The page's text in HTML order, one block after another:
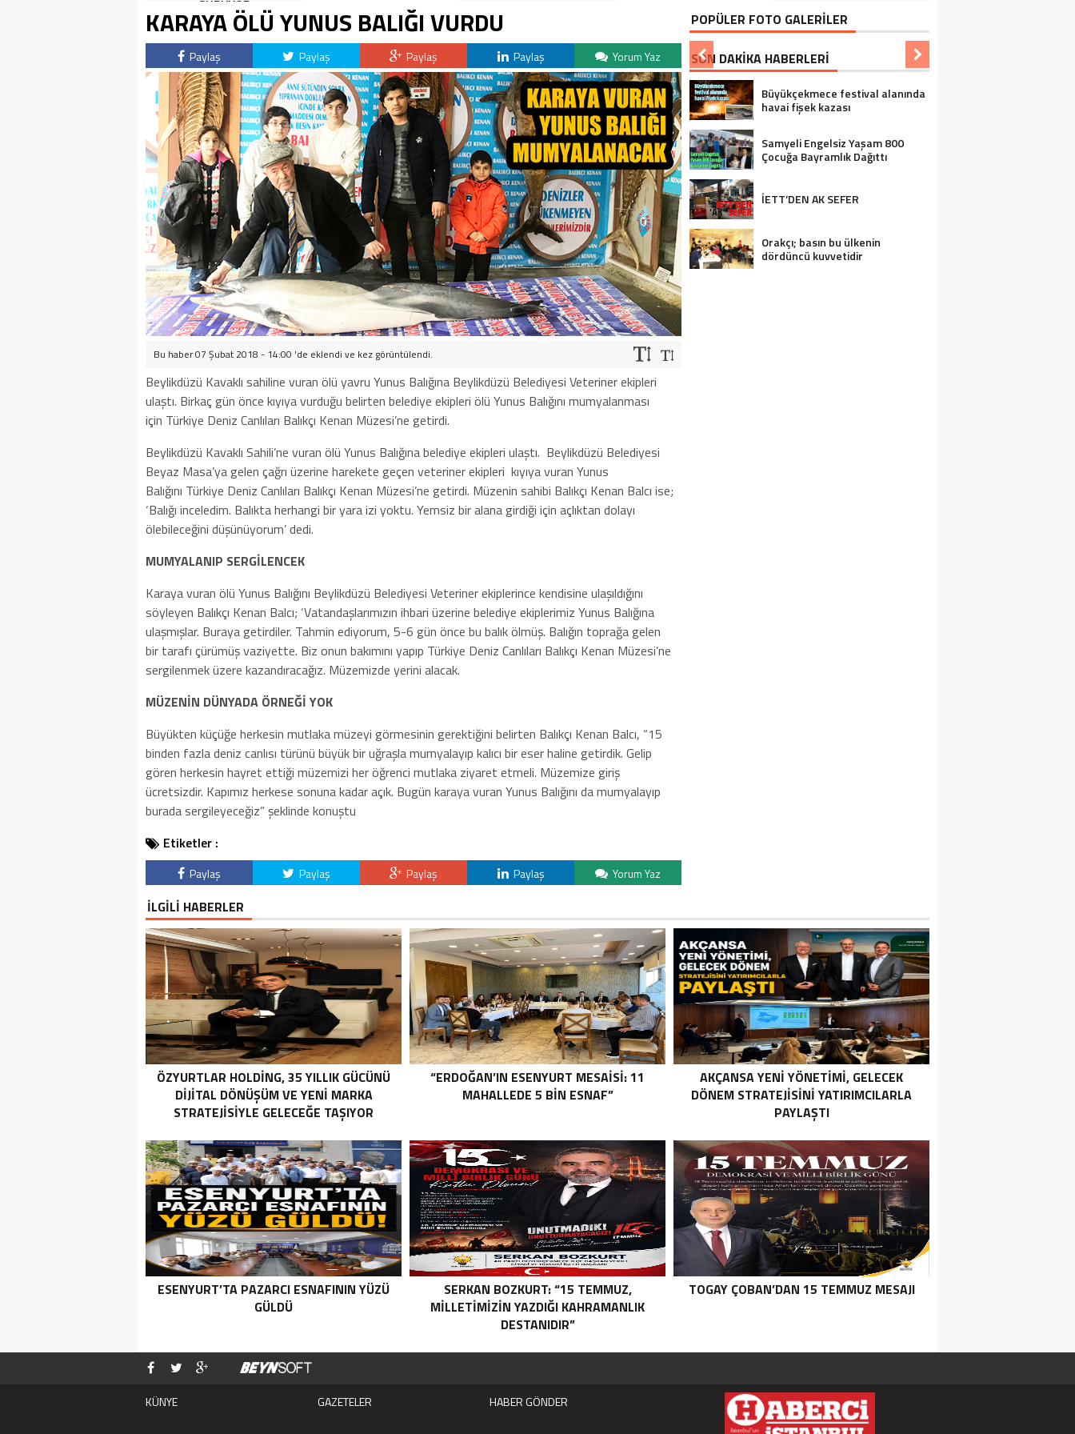
SÜRÜYOR
KARAYA ÖLÜ YUNUS BALIĞI VURDU
Paylaş Paylaş Paylaş Paylaş Yorum Yaz
Bu haber 07 Şubat 2018 - 14:00 'de eklendi ve kez görüntülendi.
Beylikdüzü Kavaklı sahiline vuran ölü yavru Yunus Balığına Beylikdüzü Belediyesi Veteriner ekipleri
ulaştı. Birkaç gün önce kıyıya vurduğu belirten belediye ekipleri ölü Yunus Balığını mumyalanması
için Türkiye Deniz Canlıları Balıkçı Kenan Müzesi’ne getirdi.
Beylikdüzü Kavaklı Sahili’ne vuran ölü Yunus Balığına belediye ekipleri ulaştı. Beylikdüzü Belediyesi
Beyaz Masa’ya gelen çağrı üzerine harekete geçen veteriner ekipleri kıyıya vuran Yunus
Balığını Türkiye Deniz Canlıları Balıkçı Kenan Müzesi’ne getirdi. Müzenin sahibi Balıkçı Kenan Balcı ise;
‘Balığı inceledim. Balıkta herhangi bir yara izi yoktu. Yemsiz bir alana girdiği için açlıktan dolayı
ölebileceğini düşünüyorum’ dedi.
MUMYALANIP SERGİLENCEK
Karaya vuran ölü Yunus Balığını Beylikdüzü Belediyesi Veteriner ekiplerince kendisine ulaşıldığını
söyleyen Balıkçı Kenan Balcı; ‘Vatandaşlarımızın ihbari üzerine belediye ekiplerimiz Yunus Balığına
ulaşmışlar. Buraya getirdiler. Tahmin ediyorum, 5-6 gün önce bu balık ölmüş. Balığın toprağa gelen
bir tarafı çürümüş vaziyette. Biz onun bakımını yapıp Türkiye Deniz Canlıları Balıkçı Kenan Müzesi’ne
sergilenmek üzere kazandıracağız. Müzemizde yerini alacak.
MÜZENİN DÜNYADA ÖRNEĞİ YOK
Büyükten küçüğe herkesin mutlaka müzeyi görmesinin gerektiğini belirten Balıkçı Kenan Balcı, “15
binden fazla deniz canlısı türünü büyük bir uğraşla mumyalayıp kalıcı bir eser haline getirdik. Gelip
gören herkesin hayret ettiği müzemizi her öğrenci mutlaka ziyaret etmeli. Müzemize giriş
ücretsizdir. Kapımız herkese sonuna kadar açık. Bugün karaya vuran Yunus Balığını da mumyalayıp
burada sergileyeceğiz” şeklinde konuştu
Etiketler :
Paylaş Paylaş Paylaş Paylaş Yorum Yaz
POPÜLER FOTO GALERİLER
SON DAKİKA HABERLERİ
Büyükçekmece festival alanında
havai fişek kazası
Samyeli Engelsiz Yaşam 800
Çocuğa Bayramlık Dağıttı
İETT’DEN AK SEFER
Orakçı; basın bu ülkenin
dördüncü kuvvetidir
İLGİLİ HABERLER
ÖZYURTLAR HOLDING, 35 YILLIK GÜCÜNÜ
DIJITAL DÖNÜŞÜM VE YENI MARKA
STRATEJISIYLE GELECEĞE TAŞIYOR
“ERDOĞAN’IN ESENYURT MESAİSİ: 11
MAHALLEDE 5 BİN ESNAF”
AKÇANSA YENI YÖNETIMI, GELECEK
DÖNEM STRATEJISINI YATIRIMCILARLA
PAYLAŞTI
ESENYURT’TA PAZARCI ESNAFININ YÜZÜ
GÜLDÜ
SERKAN BOZKURT: “15 TEMMUZ,
MILLETIMIZIN YAZDIĞI KAHRAMANLIK
DESTANIDIR”
TOGAY ÇOBAN’DAN 15 TEMMUZ MESAJI
KÜNYE GAZETELER HABER GÖNDER